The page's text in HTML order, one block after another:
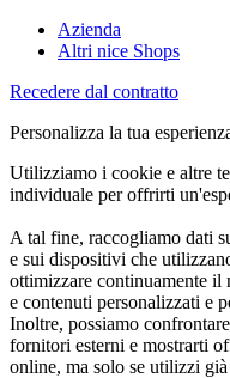
Azienda
Altri nice Shops
Recedere dal contratto
Personalizza la tua
Utilizziamo i cookie e altre
individuale per offrirti
A tal fine, raccogliamo dati
e sui dispositivi che
ottimizzare continuamente il
e contenuti personalizzati e
Inoltre, possiamo
fornitori esterni e mostrarti
online, ma solo se utilizzi